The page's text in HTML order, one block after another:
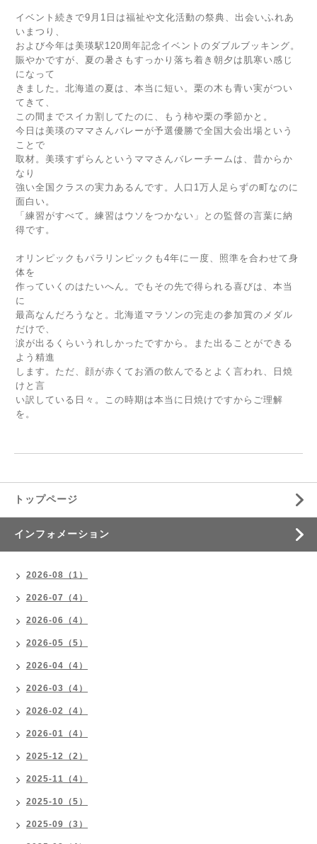
イベント続きで9月1日は福祉や文化活動の祭典、出会いふれあ
いまつり、
および今年は美瑛駅120周年記念イベントのダブルブッキング。
賑やかですが、夏の暑さもすっかり落ち着き朝夕は肌寒い感じ
になって
きました。北海道の夏は、本当に短い。栗の木も青い実がつい
てきて、
この間までスイカ割してたのに、もう柿や栗の季節かと。
今日は美瑛のママさんバレーが予選優勝で全国大会出場という
ことで
取材。美瑛すずらんというママさんバレーチームは、昔からか
なり
強い全国クラスの実力あるんです。人口1万人足らずの町なのに
面白い。
「練習がすべて。練習はウソをつかない」との監督の言葉に納
得です。
オリンピックもパラリンピックも4年に一度、照準を合わせて身
体を
作っていくのはたいへん。でもその先で得られる喜びは、本当
に
最高なんだろうなと。北海道マラソンの完走の参加賞のメダル
だけで、
涙が出るくらいうれしかったですから。また出ることができる
よう精進
します。ただ、顔が赤くてお酒の飲んでるとよく言われ、日焼
けと言
い訳している日々。この時期は本当に日焼けですからご理解
を。
トップページ
インフォメーション
2026-08（1）
2026-07（4）
2026-06（4）
2026-05（5）
2026-04（4）
2026-03（4）
2026-02（4）
2026-01（4）
2025-12（2）
2025-11（4）
2025-10（5）
2025-09（3）